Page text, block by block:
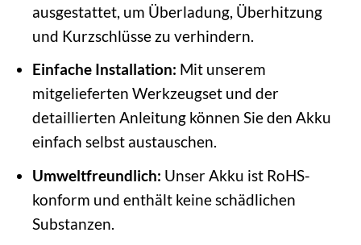
ausgestattet, um Überladung, Überhitzung
und Kurzschlüsse zu verhindern.
Einfache Installation: Mit unserem
mitgelieferten Werkzeugset und der
detaillierten Anleitung können Sie den Akku
einfach selbst austauschen.
Umweltfreundlich: Unser Akku ist RoHS-
konform und enthält keine schädlichen
Substanzen.